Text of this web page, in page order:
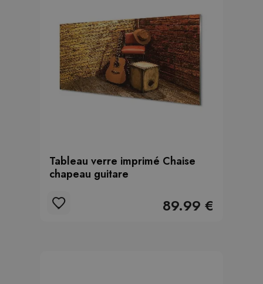
Tableau verre imprimé Chaise
chapeau guitare
89.99 €